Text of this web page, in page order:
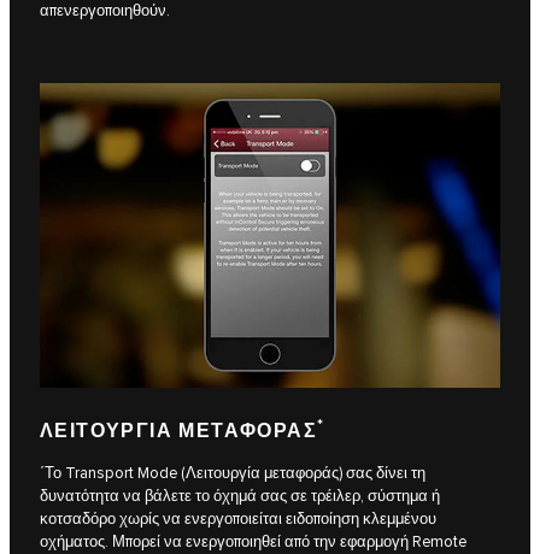
απενεργοποιηθούν.
ΛΕΙΤΟΥΡΓΊΑ ΜΕΤΑΦΟΡΆΣ*
΄Το Transport Mode (Λειτουργία μεταφοράς) σας δίνει τη
δυνατότητα να βάλετε το όχημά σας σε τρέιλερ, σύστημα ή
κοτσαδόρο χωρίς να ενεργοποιείται ειδοποίηση κλεμμένου
οχήματος. Μπορεί να ενεργοποιηθεί από την εφαρμογή Remote